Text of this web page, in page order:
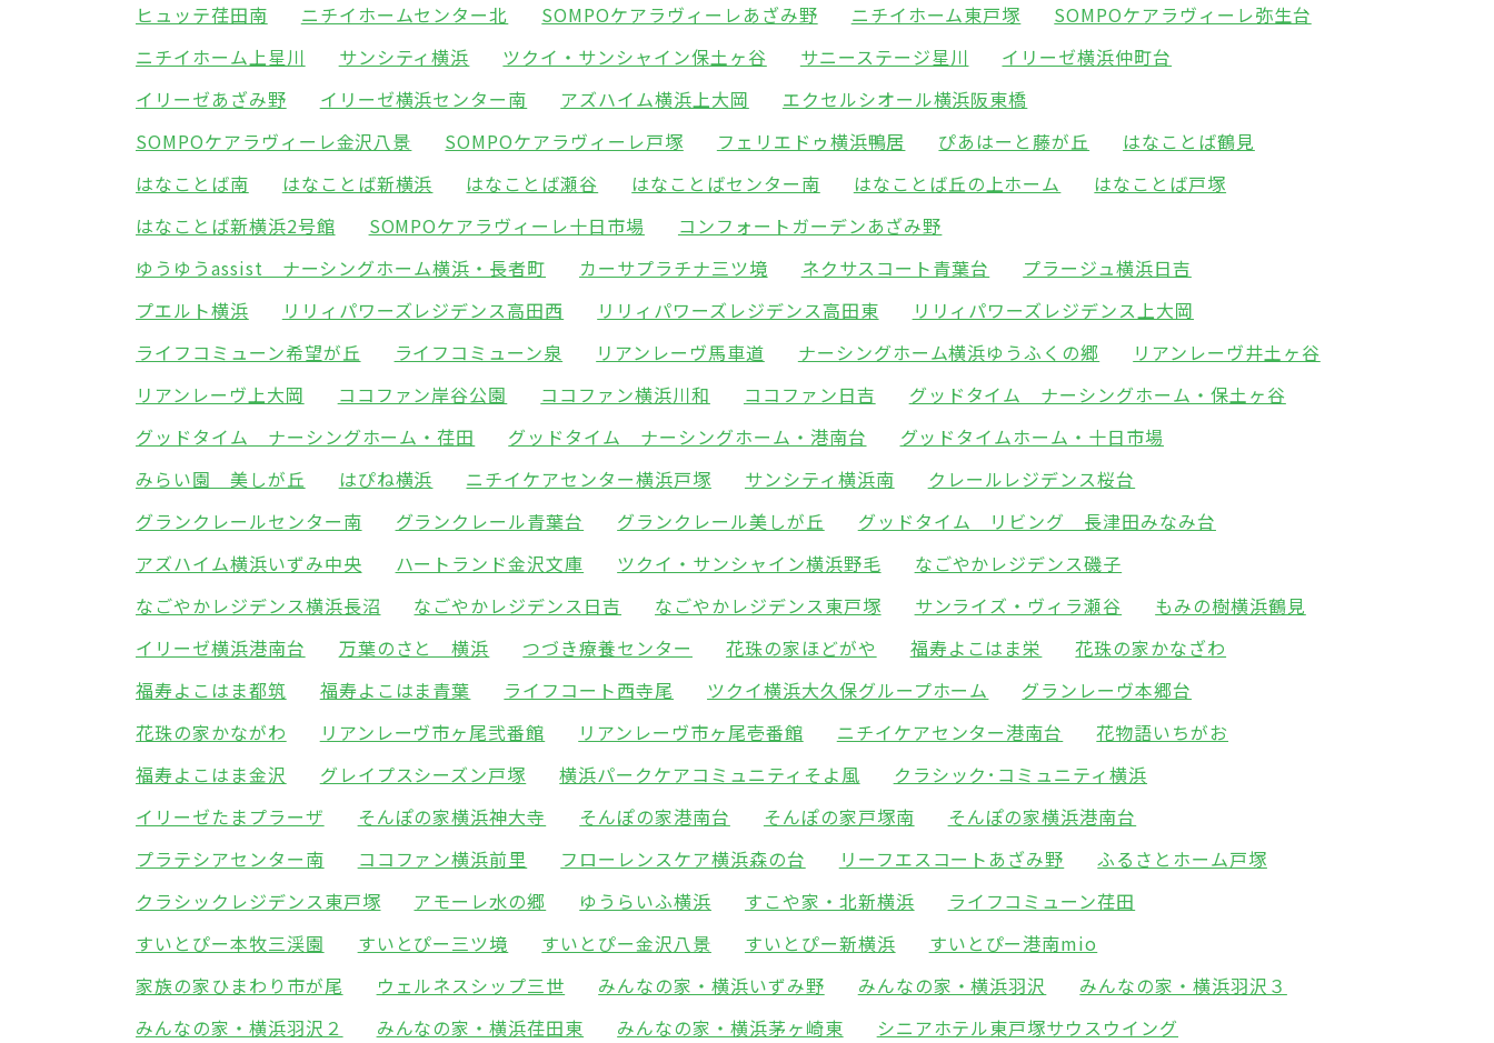
ヒュッテ荏田南
ニチイホームセンター北 SOMPOケアラヴィーレあざみ野 ニチイホーム東戸塚
SOMPOケアラヴィーレ弥生台
ニチイホーム上星川
サンシティ横浜 ツクイ・サンシャイン保土ヶ谷 サニーステージ星川
イリーゼ横浜仲町台
イリーゼあざみ野
イリーゼ横浜センター南 アズハイム横浜上大岡
エクセルシオール横浜阪東橋
SOMPOケアラヴィーレ金沢八景
SOMPOケアラヴィーレ戸塚 フェリエドゥ横浜鴨居 ぴあはーと藤が丘
はなことば鶴見
はなことば南
はなことば新横浜 はなことば瀬谷 はなことばセンター南 はなことば丘の上ホーム
はなことば戸塚
はなことば新横浜2号館
SOMPOケアラヴィーレ十日市場
コンフォートガーデンあざみ野
ゆうゆうassist ナーシングホーム横浜・長者町
カーサプラチナ三ツ境 ネクサスコート青葉台
プラージュ横浜日吉
プエルト横浜
リリィパワーズレジデンス高田西 リリィパワーズレジデンス高田東
リリィパワーズレジデンス上大岡
ライフコミューン希望が丘
ライフコミューン泉 リアンレーヴ馬車道 ナーシングホーム横浜ゆうふくの郷
リアンレーヴ井土ヶ谷
リアンレーヴ上大岡
ココファン岸谷公園 ココファン横浜川和 ココファン日吉
グッドタイム ナーシングホーム・保土ヶ谷
グッドタイム ナーシングホーム・荏田
グッドタイム ナーシングホーム・港南台
グッドタイムホーム・十日市場
みらい園 美しが丘
はぴね横浜 ニチイケアセンター横浜戸塚 サンシティ横浜南
クレールレジデンス桜台
グランクレールセンター南
グランクレール青葉台 グランクレール美しが丘
グッドタイム リビング 長津田みなみ台
アズハイム横浜いずみ中央
ハートランド金沢文庫 ツクイ・サンシャイン横浜野毛
なごやかレジデンス磯子
なごやかレジデンス横浜長沼
なごやかレジデンス日吉 なごやかレジデンス東戸塚 サンライズ・ヴィラ瀬谷
もみの樹横浜鶴見
イリーゼ横浜港南台
万葉のさと 横浜 つづき療養センター 花珠の家ほどがや 福寿よこはま栄
花珠の家かなざわ
福寿よこはま都筑
福寿よこはま青葉 ライフコート西寺尾 ツクイ横浜大久保グループホーム
グランレーヴ本郷台
花珠の家かながわ
リアンレーヴ市ヶ尾弐番館 リアンレーヴ市ヶ尾壱番館 ニチイケアセンター港南台
花物語いちがお
福寿よこはま金沢
グレイプスシーズン戸塚 横浜パークケアコミュニティそよ風
クラシック･コミュニティ横浜
イリーゼたまプラーザ
そんぽの家横浜神大寺 そんぽの家港南台 そんぽの家戸塚南
そんぽの家横浜港南台
プラテシアセンター南
ココファン横浜前里 フローレンスケア横浜森の台 リーフエスコートあざみ野
ふるさとホーム戸塚
クラシックレジデンス東戸塚
アモーレ水の郷 ゆうらいふ横浜 すこや家・北新横浜
ライフコミューン荏田
すいとぴー本牧三渓園
すいとぴー三ツ境 すいとぴー金沢八景 すいとぴー新横浜
すいとぴー港南mio
家族の家ひまわり市が尾
ウェルネスシップ三世 みんなの家・横浜いずみ野 みんなの家・横浜羽沢
みんなの家・横浜羽沢３
みんなの家・横浜羽沢２
みんなの家・横浜荏田東 みんなの家・横浜茅ヶ崎東
シニアホテル東戸塚サウスウイング